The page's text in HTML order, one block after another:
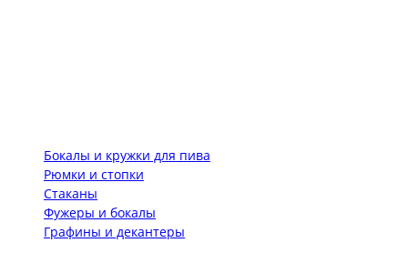
Бокалы и кружки для пива
Рюмки и стопки
Стаканы
Фужеры и бокалы
Графины и декантеры